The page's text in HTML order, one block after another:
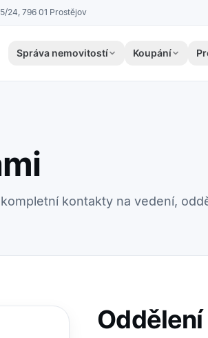
24, 796 01 Prostějov
Správa nemovitostí Koupání
kontakty na vedení,